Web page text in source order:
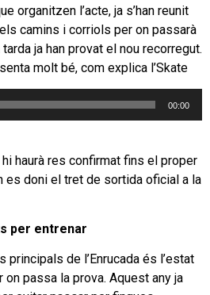
organitzen l’acte, ja s’han reunit
camins i corriols per on passarà
ja han provat el nou recorregut.
molt bé, com explica l’Skate
00:00
haurà res confirmat fins el proper
es doni el tret de sortida oficial a la
per entrenar
principals de l’Enrucada és l’estat
passa la prova. Aquest any ja